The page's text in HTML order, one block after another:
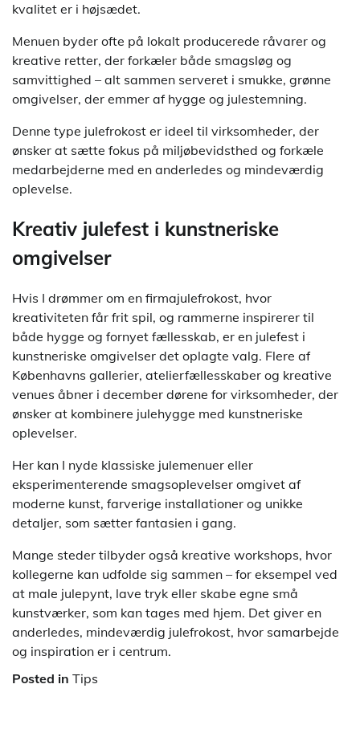
kvalitet er i højsædet.
Menuen byder ofte på lokalt producerede råvarer og
kreative retter, der forkæler både smagsløg og
samvittighed – alt sammen serveret i smukke, grønne
omgivelser, der emmer af hygge og julestemning.
Denne type julefrokost er ideel til virksomheder, der
ønsker at sætte fokus på miljøbevidsthed og forkæle
medarbejderne med en anderledes og mindeværdig
oplevelse.
Kreativ julefest i kunstneriske
omgivelser
Hvis I drømmer om en firmajulefrokost, hvor
kreativiteten får frit spil, og rammerne inspirerer til
både hygge og fornyet fællesskab, er en julefest i
kunstneriske omgivelser det oplagte valg. Flere af
Københavns gallerier, atelierfællesskaber og kreative
venues åbner i december dørene for virksomheder, der
ønsker at kombinere julehygge med kunstneriske
oplevelser.
Her kan I nyde klassiske julemenuer eller
eksperimenterende smagsoplevelser omgivet af
moderne kunst, farverige installationer og unikke
detaljer, som sætter fantasien i gang.
Mange steder tilbyder også kreative workshops, hvor
kollegerne kan udfolde sig sammen – for eksempel ved
at male julepynt, lave tryk eller skabe egne små
kunstværker, som kan tages med hjem. Det giver en
anderledes, mindeværdig julefrokost, hvor samarbejde
og inspiration er i centrum.
Posted in Tips